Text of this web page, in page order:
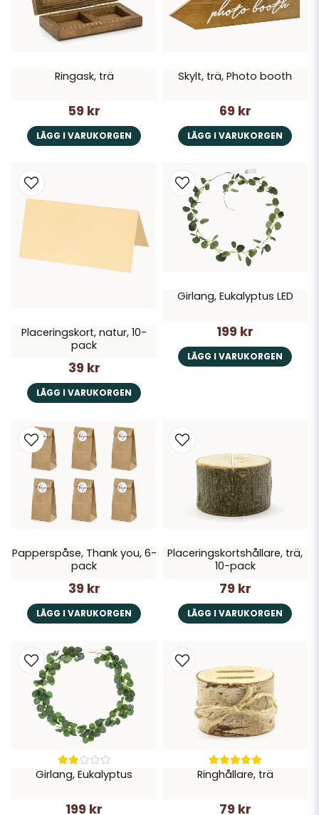
Ringask, trä
59 kr
LÄGG I VARUKORGEN
Skylt, trä, Photo booth
69 kr
LÄGG I VARUKORGEN
Placeringskort, natur, 10-
pack
39 kr
LÄGG I VARUKORGEN
Girlang, Eukalyptus LED
199 kr
LÄGG I VARUKORGEN
Papperspåse, Thank you, 6-
pack
39 kr
LÄGG I VARUKORGEN
Placeringskortshållare, trä,
10-pack
79 kr
LÄGG I VARUKORGEN
Girlang, Eukalyptus
199 kr
Ringhållare, trä
79 kr